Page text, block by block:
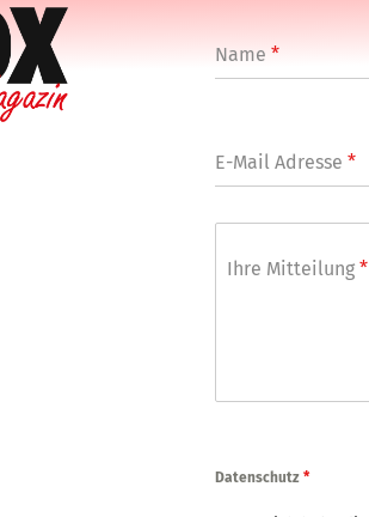
Name*
E-Mail Adresse*
Ihre Mitteilung*
Datenschutz*